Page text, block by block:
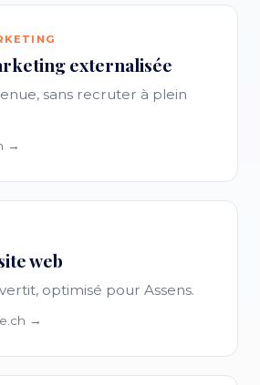
externalisée
sans recruter à plein
→
web
optimisé pour Assens.
→